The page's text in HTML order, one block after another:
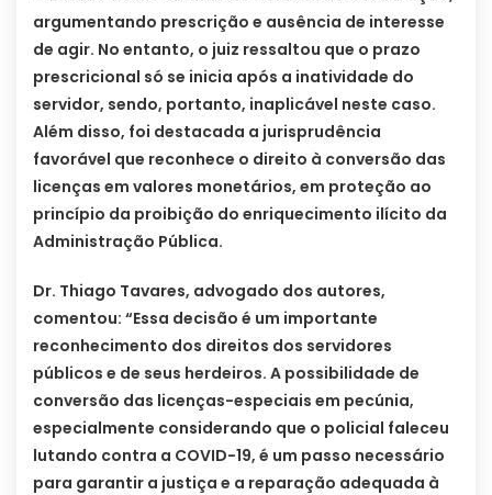
argumentando prescrição e ausência de interesse
de agir. No entanto, o juiz ressaltou que o prazo
prescricional só se inicia após a inatividade do
servidor, sendo, portanto, inaplicável neste caso.
Além disso, foi destacada a jurisprudência
favorável que reconhece o direito à conversão das
licenças em valores monetários, em proteção ao
princípio da proibição do enriquecimento ilícito da
Administração Pública.
Dr. Thiago Tavares, advogado dos autores,
comentou: “Essa decisão é um importante
reconhecimento dos direitos dos servidores
públicos e de seus herdeiros. A possibilidade de
conversão das licenças-especiais em pecúnia,
especialmente considerando que o policial faleceu
lutando contra a COVID-19, é um passo necessário
para garantir a justiça e a reparação adequada à